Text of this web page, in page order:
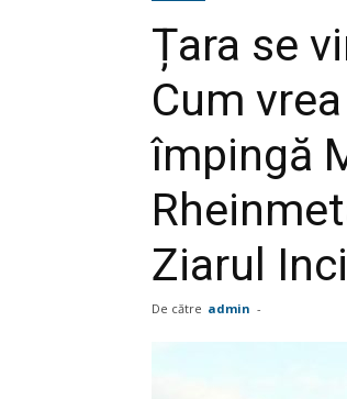
Țara se
Cum
împingă
Ziarul
De către admin -